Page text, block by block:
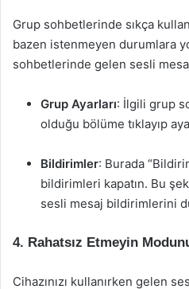
Grup sohbetlerinde sıkça
bazen istenmeyen durumlara
sohbetlerinde gelen sesli
Grup Ayarları: İlgili grup
olduğu bölüme tıklayıp
Bildirimler: Burada
bildirimleri kapatın. Bu
sesli mesaj bildirimlerini
4. Rahatsız Etmeyin
Cihazınızı kullanırken gelen